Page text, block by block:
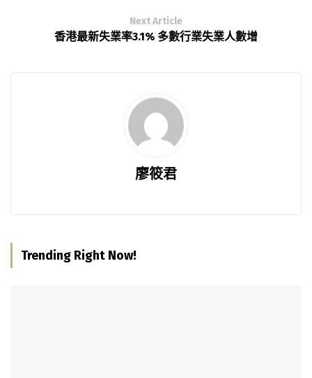
Next Article
香港最新失業率3.1% 多數行業失業人數增
廖筱君
Trending Right Now!